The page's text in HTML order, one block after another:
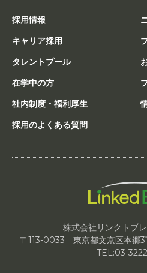
採用情報
キャリア採用
タレントプール
在学中の方
社内制度・福利厚生
採用のよくある質問
株式会社リンクトブ
〒113-0033 東京都文京区本郷3
TEL:03-